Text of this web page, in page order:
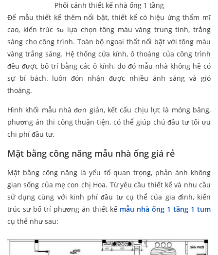
Phối cảnh thiết kế nhà ống 1 tầng
Để mẫu thiết kế thêm nổi bật, thiết kế có hiệu ứng thẩm mĩ
cao, kiến trúc sư lựa chọn tông màu vàng trung tính, trắng
sáng cho công trình. Toàn bộ ngoại thất nổi bật với tông màu
vàng trắng sáng. Hệ thống cửa kính, ô thoáng của công trình
đều được bố trí bằng các ô kính, do đó mẫu nhà không hề có
sự bí bách. luôn đón nhận được nhiều ánh sáng và gió
thoáng.
Hình khối mẫu nhà đơn giản, kết cấu chịu lực là móng băng,
phương án thi công thuận tiện, có thể giúp chủ đầu tư tối ưu
chi phí đầu tư.
Mặt bằng công năng mẫu nhà ống giá rẻ
Mặt bằng công năng là yếu tố quan trọng, phản ánh không
gian sống của mẹ con chị Hoa. Từ yêu cầu thiết kế và nhu cầu
sử dụng cùng với kinh phí đầu tư cụ thể của gia đình, kiến
trúc sư bố trí phương án thiết kế mẫu nhà ống 1 tầng 1 tum
cụ thể như sau: